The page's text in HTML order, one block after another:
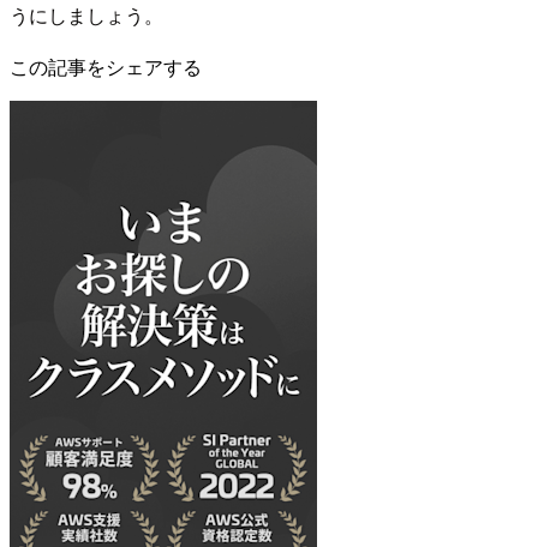
うにしましょう。
この記事をシェアする